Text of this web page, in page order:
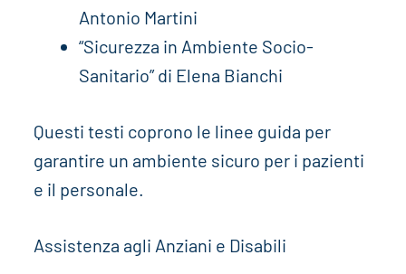
Antonio Martini
“Sicurezza in Ambiente Socio-
Sanitario” di Elena Bianchi
Questi testi coprono le linee guida per
garantire un ambiente sicuro per i pazienti
e il personale.
Assistenza agli Anziani e Disabili